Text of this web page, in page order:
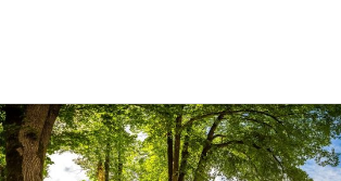
Zum
Inhalt
springen